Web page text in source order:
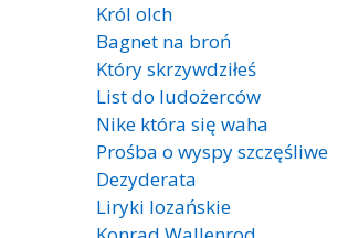
Król olch
Bagnet na broń
Który skrzywdziłeś
List do ludożerców
Nike która się waha
Prośba o wyspy szczęśliwe
Dezyderata
Liryki lozańskie